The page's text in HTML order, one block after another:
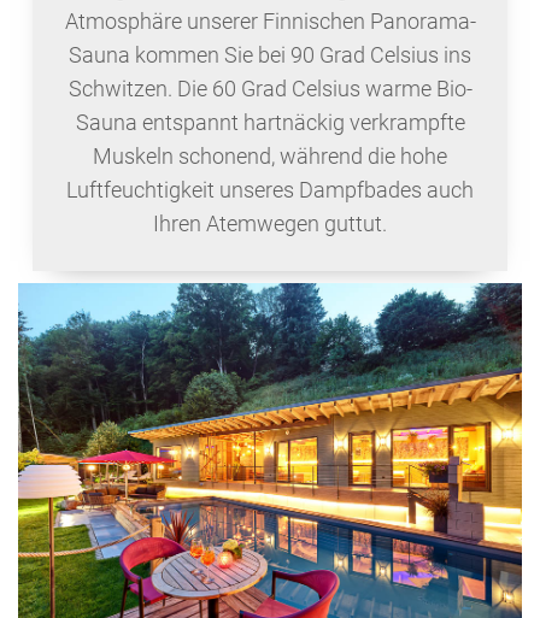
Atmosphäre unserer Finnischen Panorama-
Sauna kommen Sie bei 90 Grad Celsius ins
Schwitzen. Die 60 Grad Celsius warme Bio-
Sauna entspannt hartnäckig verkrampfte
Muskeln schonend, während die hohe
Luftfeuchtigkeit unseres Dampfbades auch
Ihren Atemwegen guttut.